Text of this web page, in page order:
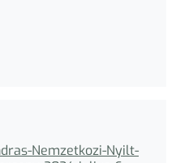
Nemzetkozi-Nyilt-